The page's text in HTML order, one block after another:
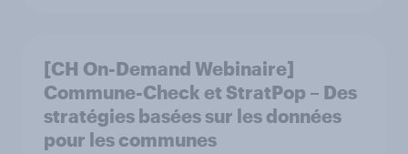
[CH On-Demand Webinaire]
Commune-Check et StratPop – Des
stratégies basées sur les données
pour les communes